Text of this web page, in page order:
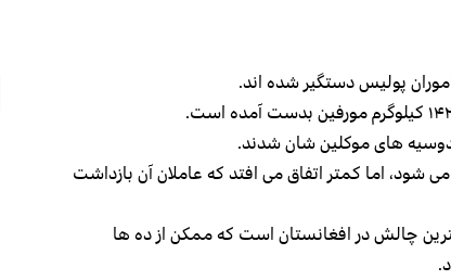
پولیس دستگیر شده اند.
دوسیه های موکلین شان شدند.
شود، اما کمتر اتفاق می افتد که عاملان آن بازداشت
چالش در افغانستان است که ممکن از ده ها